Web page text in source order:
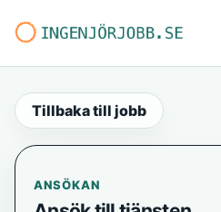
Tillbaka till jobb
ANSÖKAN